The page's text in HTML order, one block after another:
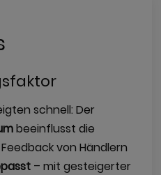
schnell: Der
beeinflusst die
von Händlern
– mit gesteigerter